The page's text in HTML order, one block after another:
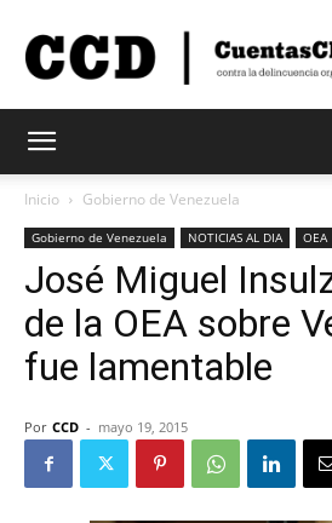
Claras
Digital
Inicio Gobierno de Venezuela
Gobierno de Venezuela NOTICIAS AL DIA OEA
José Miguel
de la OEA sobre
fue lamentable
Por CCD - mayo 19, 2015